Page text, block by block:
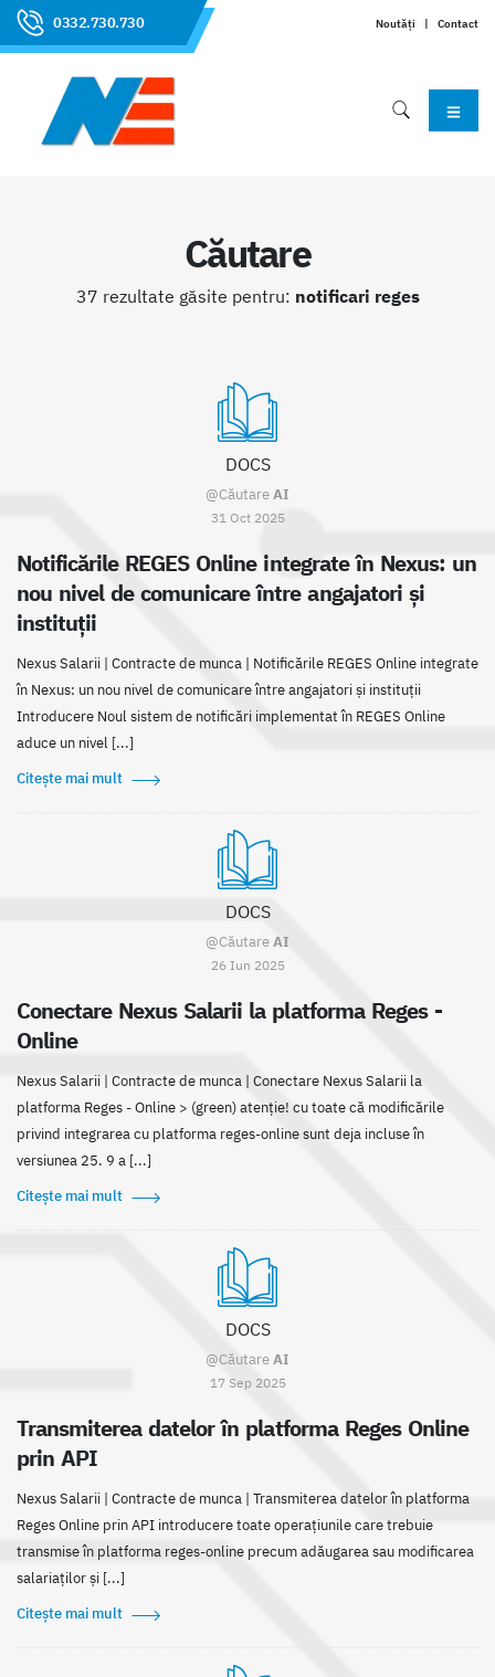
0332.730.730 Noutăți | Contact
Căutare
37 rezultate găsite pentru: notificari reges
DOCS
@CăutareAI
31 Oct 2025
Notificările REGES Online integrate în Nexus: un
nou nivel de comunicare între angajatori și
instituții
Nexus Salarii | Contracte de munca | Notificările REGES Online integrate
în Nexus: un nou nivel de comunicare între angajatori și instituții
Introducere Noul sistem de notificări implementat în REGES Online
aduce un nivel [...]
Citește mai mult
DOCS
@CăutareAI
26 Iun 2025
Conectare Nexus Salarii la platforma Reges -
Online
Nexus Salarii | Contracte de munca | Conectare Nexus Salarii la
platforma Reges - Online > (green) atenție! cu toate că modificările
privind integrarea cu platforma reges-online sunt deja incluse în
versiunea 25. 9 a [...]
Citește mai mult
DOCS
@CăutareAI
17 Sep 2025
Transmiterea datelor în platforma Reges Online
prin API
Nexus Salarii | Contracte de munca | Transmiterea datelor în platforma
Reges Online prin API introducere toate operațiunile care trebuie
transmise în platforma reges-online precum adăugarea sau modificarea
salariaților și [...]
Citește mai mult